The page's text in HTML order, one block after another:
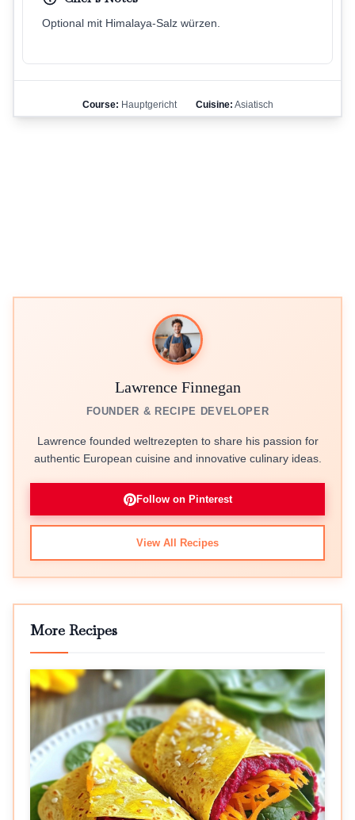
Optional mit Himalaya-Salz würzen.
Course: Hauptgericht Cuisine: Asiatisch
Lawrence Finnegan
FOUNDER & RECIPE DEVELOPER
Lawrence founded weltrezepten to share his passion for
authentic European cuisine and innovative culinary ideas.
Follow on Pinterest
View All Recipes
More Recipes